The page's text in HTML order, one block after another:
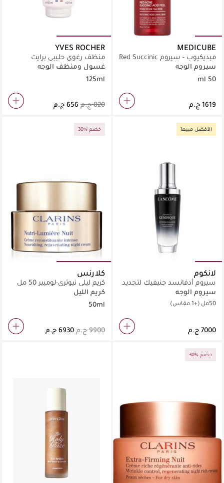
MEDICUBE
ميديكيوب - سيروم Red Succinic
Acid Clarifying (50 مل)
سيروم الوجه
50 ml
YVES ROCHER
منظف رغوي حليبي برايت
بوتانيكال 125 مل
غسول ومنظف الوجه
125ml
الأفضل مبيعاً
لانكوم
سيروم أدفانسد جنيفيك لتجديد
الشباب
سيروم الوجه
50مل (+1 مقاس)
30% خصم
كلارنس
كريم ليلي نيوتري-لوميير 50 مل
كريم الليل
50ml
30% خصم